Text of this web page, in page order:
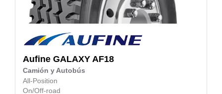
Aufine GALAXY AF18
Camión y Autobús
All-Position
On/Off-road